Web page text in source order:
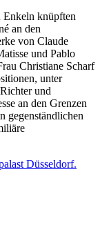
Enkeln knüpften
an den
von Claude
und Pablo
Christiane Scharf
unter
und
an den Grenzen
gegenständlichen
Düsseldorf.